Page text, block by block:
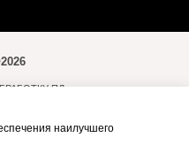
МЕРОПРИЯТИЙ
ПД
наилучшего